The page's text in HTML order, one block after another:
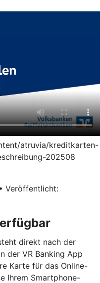
atruvia/kreditkarten-
202508
Veröffentlicht:
direkt nach der
der VR Banking App
Karte für das Online-
Ihrem Smartphone-